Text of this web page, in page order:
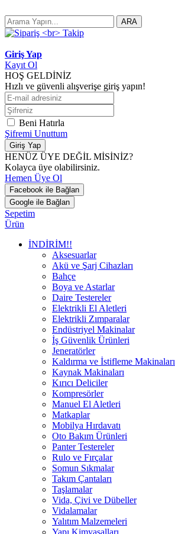
ARA
Giriş Yap
Kayıt Ol
HOŞ GELDİNİZ
Hızlı ve güvenli alışverişe giriş yapın!
Beni Hatırla
Şifremi Unuttum
Giriş Yap
HENÜZ ÜYE DEĞİL MİSİNİZ?
Kolayca üye olabilirsiniz.
Hemen Üye Ol
Facebook ile Bağlan
Google ile Bağlan
Sepetim
Ürün
İNDİRİM!!
Aksesuarlar
Akü ve Şarj Cihazları
Bahçe
Boya ve Astarlar
Daire Testereler
Elektrikli El Aletleri
Elektrikli Zımparalar
Endüstriyel Makinalar
İş Güvenlik Ürünleri
Jeneratörler
Kaldırma ve İstifleme Makinaları
Kaynak Makinaları
Kırıcı Deliciler
Kompresörler
Manuel El Aletleri
Matkaplar
Mobilya Hırdavatı
Oto Bakım Ürünleri
Panter Testereler
Rulo ve Fırçalar
Somun Sıkmalar
Takım Çantaları
Taşlamalar
Vida, Çivi ve Dübeller
Vidalamalar
Yalıtım Malzemeleri
Yapı Kimyasalları